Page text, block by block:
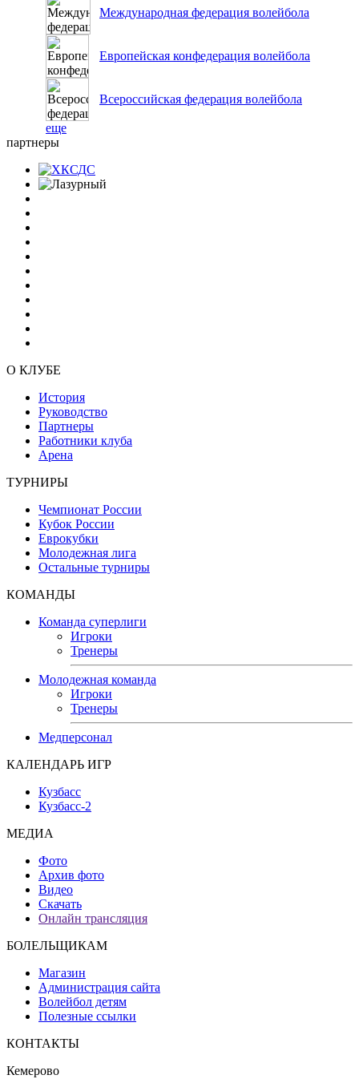
Международная федерация волейбола
Европейская конфедерация волейбола
Всероссийская федерация волейбола
еще
партнеры
О КЛУБЕ
История
Руководство
Партнеры
Работники клуба
Арена
ТУРНИРЫ
Чемпионат России
Кубок России
Еврокубки
Молодежная лига
Остальные турниры
КОМАНДЫ
Команда суперлиги
Игроки
Тренеры
Молодежная команда
Игроки
Тренеры
Медперсонал
КАЛЕНДАРЬ ИГР
Кузбасс
Кузбасс-2
МЕДИА
Фото
Архив фото
Видео
Скачать
Онлайн трансляция
БОЛЕЛЬЩИКАМ
Магазин
Администрация сайта
Волейбол детям
Полезные ссылки
КОНТАКТЫ
Кемерово